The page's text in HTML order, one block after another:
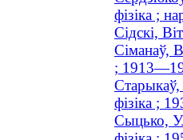
фізіка ;
Сідскі,
Сіманаў,
;
Старыкаў,
фізіка ;
Сыцько,